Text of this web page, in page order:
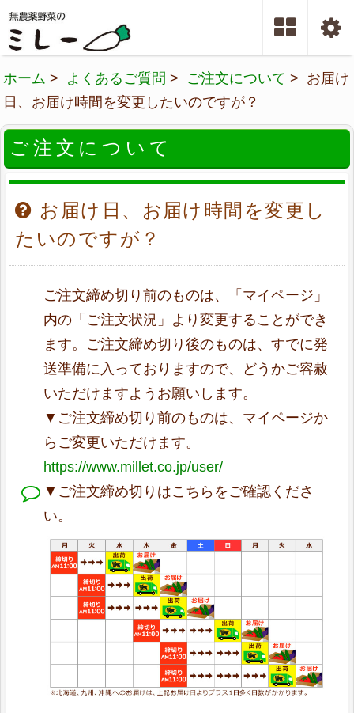
ホーム > よくあるご質問 > ご注文について > お届け
日、お届け時間を変更したいのですが？
ご注文について
お届け日、お届け時間を変更し
たいのですが？
ご注文締め切り前のものは、「マイページ」
内の「ご注文状況」より変更することができ
ます。ご注文締め切り後のものは、すでに発
送準備に入っておりますので、どうかご容赦
いただけますようお願いします。
▼ご注文締め切り前のものは、マイページか
らご変更いただけます。
https://www.millet.co.jp/user/
▼ご注文締め切りはこちらをご確認くださ
い。